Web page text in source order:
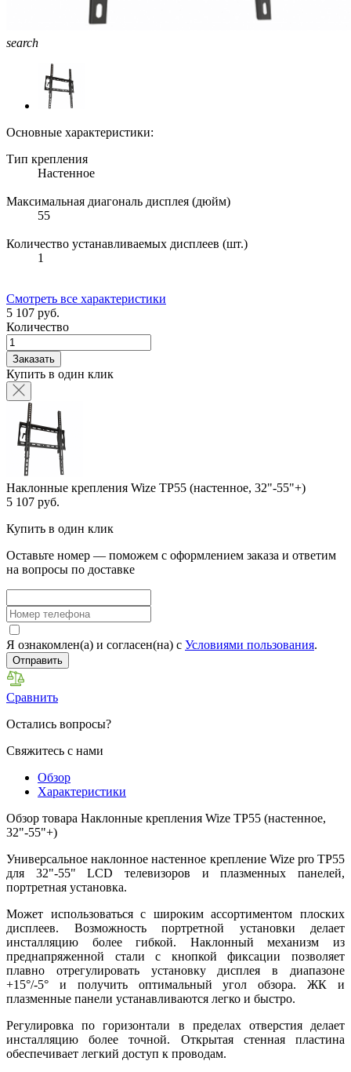
search
Основные характеристики:
Тип крепления
Настенное
Максимальная диагональ дисплея (дюйм)
55
Количество устанавливаемых дисплеев (шт.)
1
Смотреть все характеристики
5 107 руб.
Количество
Заказать
Купить в один клик
Наклонные крепления Wize TP55 (настенное, 32"-55"+)
5 107 руб.
Купить в один клик
Оставьте номер — поможем с оформлением заказа и ответим
на вопросы по доставке
Я ознакомлен(а) и согласен(на) с Условиями пользования.
Отправить
Сравнить
Остались вопросы?
Свяжитесь с нами
Обзор
Характеристики
Обзор товара Наклонные крепления Wize TP55 (настенное,
32"-55"+)
Универсальное наклонное настенное крепление Wize pro TP55
для 32"-55" LCD телевизоров и плазменных панелей,
портретная установка.
Может использоваться с широким ассортиментом плоских
дисплеев. Возможность портретной установки делает
инсталляцию более гибкой. Наклонный механизм из
преднапряженной стали с кнопкой фиксации позволяет
плавно отрегулировать установку дисплея в диапазоне
+15°/-5° и получить оптимальный угол обзора. ЖК и
плазменные панели устанавливаются легко и быстро.
Регулировка по горизонтали в пределах отверстия делает
инсталляцию более точной. Открытая стенная пластина
обеспечивает легкий доступ к проводам.